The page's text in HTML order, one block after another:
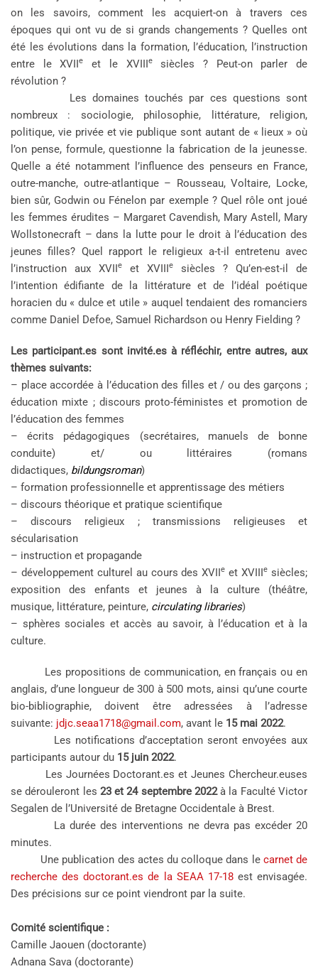
on les savoirs, comment les acquiert-on à travers ces
époques qui ont vu de si grands changements ? Quelles ont
été les évolutions dans la formation, l’éducation, l’instruction
entre le XVIIe et le XVIIIesiècles ? Peut-on parler de
révolution ?
Les domaines touchés par ces questions sont
nombreux : sociologie, philosophie, littérature, religion,
politique, vie privée et vie publique sont autant de « lieux » où
l’on pense, formule, questionne la fabrication de la jeunesse.
Quelle a été notamment l’influence des penseurs en France,
outre-manche, outre-atlantique – Rousseau, Voltaire, Locke,
bien sûr, Godwin ou Fénelon par exemple ? Quel rôle ont joué
les femmes érudites – Margaret Cavendish, Mary Astell, Mary
Wollstonecraft – dans la lutte pour le droit à l’éducation des
jeunes filles? Quel rapport le religieux a-t-il entretenu avec
l’instruction aux XVIIe et XVIIIe
siècles ? Qu’en-est-il de
l’intention édifiante de la littérature et de l’idéal poétique
horacien du « dulce et utile » auquel tendaient des romanciers
comme Daniel Defoe, Samuel Richardson ou Henry Fielding ?
Les participant.es sont invité.es à réfléchir, entre autres, aux
thèmes suivants:
– place accordée à l’éducation des filles et / ou des garçons ;
éducation mixte ; discours proto-féministes et promotion de
l’éducation des femmes
– écrits pédagogiques (secrétaires, manuels de bonne
conduite) et/ ou littéraires (romans
didactiques, bildungsroman)
– formation professionnelle et apprentissage des métiers
– discours théorique et pratique scientifique
– discours religieux ; transmissions religieuses et
sécularisation
– instruction et propagande
– développement culturel au cours des XVIIe et XVIIIe siècles;
exposition des enfants et jeunes à la culture (théâtre,
musique, littérature, peinture, circulating libraries)
– sphères sociales et accès au savoir, à l’éducation et à la
culture.
Les propositions de communication, en français ou en
anglais, d’une longueur de 300 à 500 mots, ainsi qu’une courte
bio-bibliographie, doivent être adressées à l’adresse
suivante: jdjc.seaa1718@gmail.com, avant le 15 mai 2022.
Les notifications d’acceptation seront envoyées aux
participants autour du 15 juin 2022.
Les Journées Doctorant.es et Jeunes Chercheur.euses
se dérouleront les 23 et 24 septembre 2022à la Faculté Victor
Segalen de l’Université de Bretagne Occidentale à Brest.
La durée des interventions ne devra pas excéder 20
minutes.
Une publication des actes du colloque dans le carnet de
recherche des doctorant.es de la SEAA 17-18est envisagée.
Des précisions sur ce point viendront par la suite.
Comité scientifique :
Camille Jaouen (doctorante)
Adnana Sava (doctorante)